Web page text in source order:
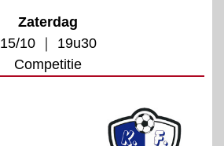
Zaterdag
15/10 ｜ 19u30
Competitie